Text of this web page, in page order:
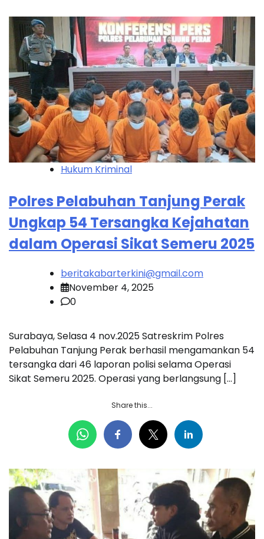
Hukum Kriminal
Polres Pelabuhan Tanjung Perak
Ungkap 54 Tersangka Kejahatan
dalam Operasi Sikat Semeru 2025
beritakabarterkini@gmail.com
November 4, 2025
0
Surabaya, Selasa 4 nov.2025 Satreskrim Polres
Pelabuhan Tanjung Perak berhasil mengamankan 54
tersangka dari 46 laporan polisi selama Operasi
Sikat Semeru 2025. Operasi yang berlangsung […]
Share this...